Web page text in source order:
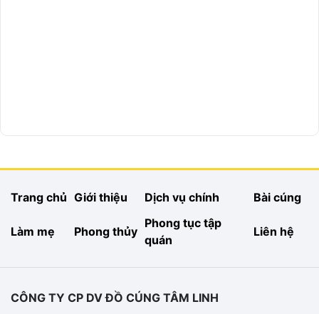
Trang chủ Giới thiệu Dịch vụ chính Bài cúng
Làm mẹ Phong thủy
Phong tục tập
quán
Liên hệ
CÔNG TY CP DV ĐỒ CÚNG TÂM LINH